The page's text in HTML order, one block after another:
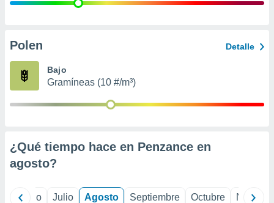
e
publicidad
Polen Detalle
Bajo
Gramíneas (10 #/m³)
¿Qué tiempo hace en Penzance en
agosto?
Junio Julio Agosto Septiembre Octubre